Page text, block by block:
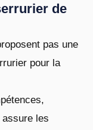
de
pas une
pour la
les